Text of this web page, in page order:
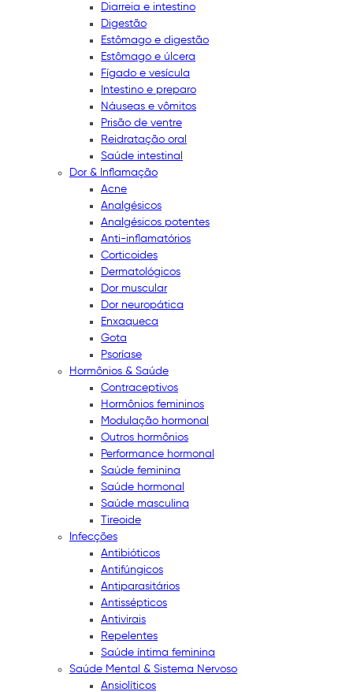
Diarreia e intestino
Digestão
Estômago e digestão
Estômago e úlcera
Fígado e vesícula
Intestino e preparo
Náuseas e vômitos
Prisão de ventre
Reidratação oral
Saúde intestinal
Dor & Inflamação
Acne
Analgésicos
Analgésicos potentes
Anti-inflamatórios
Corticoides
Dermatológicos
Dor muscular
Dor neuropática
Enxaqueca
Gota
Psoríase
Hormônios & Saúde
Contraceptivos
Hormônios femininos
Modulação hormonal
Outros hormônios
Performance hormonal
Saúde feminina
Saúde hormonal
Saúde masculina
Tireoide
Infecções
Antibióticos
Antifúngicos
Antiparasitários
Antissépticos
Antivirais
Repelentes
Saúde íntima feminina
Saúde Mental & Sistema Nervoso
Ansiolíticos